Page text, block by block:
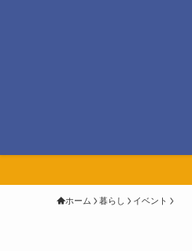
ホーム 暮らし イベント